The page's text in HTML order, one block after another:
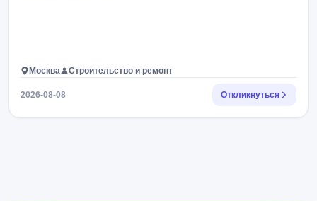
Москва Строительство и ремонт
2026-08-08 Откликнуться